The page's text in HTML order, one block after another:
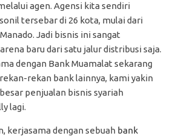
agen. Agensi kita sendiri
tersebar di 26 kota, mulai dari
Jadi bisnis ini sangat
baru dari satu jalur distribusi saja.
dengan Bank Muamalat sekarang
rekan bank lainnya, kami yakin
penjualan bisnis syariah
lagi.
kerjasama dengan sebuah bank